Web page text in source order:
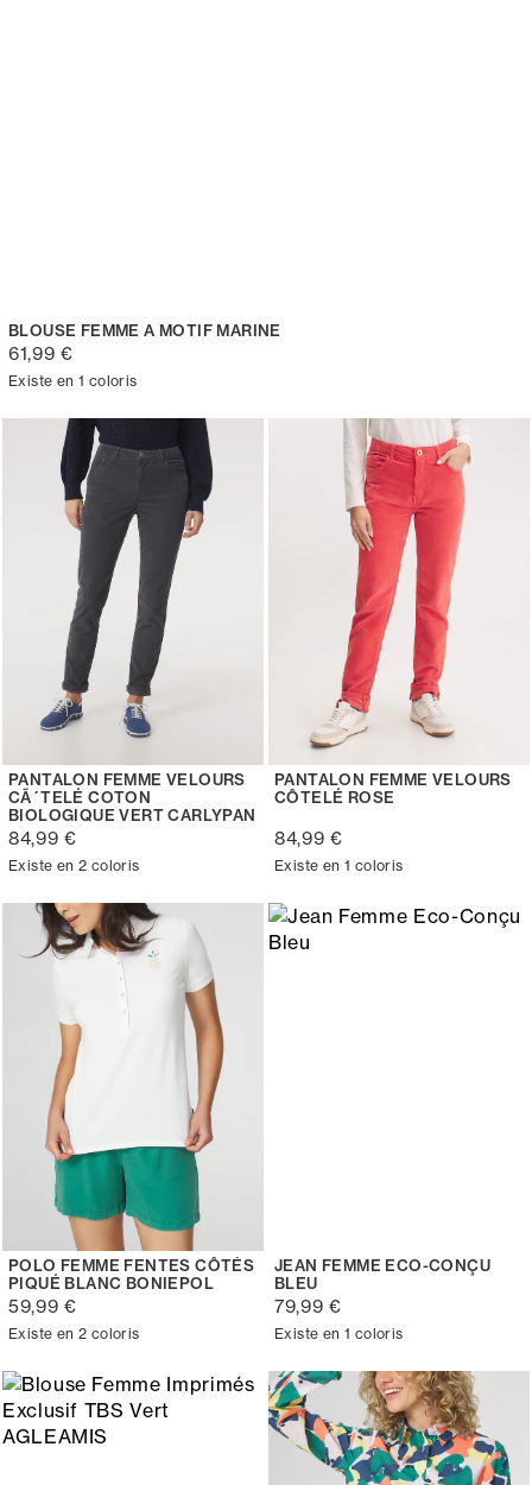
BLOUSE FEMME A MOTIF MARINE
61,99 €
Existe en 1 coloris
PANTALON FEMME VELOURS
CÃ´TELÉ COTON
BIOLOGIQUE VERT CARLYPAN
84,99 €
Existe en 2 coloris
PANTALON FEMME VELOURS
CÔTELÉ ROSE
84,99 €
Existe en 1 coloris
POLO FEMME FENTES CÔTÉS
PIQUÉ BLANC BONIEPOL
59,99 €
Existe en 2 coloris
JEAN FEMME ECO-CONÇU
BLEU
79,99 €
Existe en 1 coloris